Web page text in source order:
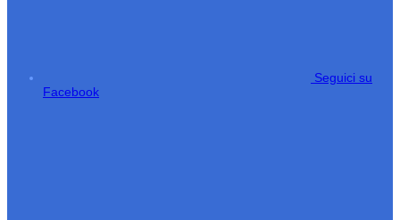
Seguici su
Facebook